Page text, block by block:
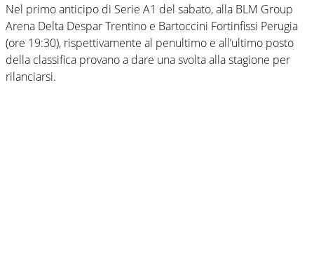
Nel primo anticipo di Serie A1 del sabato, alla BLM Group
Arena Delta Despar Trentino e Bartoccini Fortinfissi Perugia
(ore 19:30), rispettivamente al penultimo e all’ultimo posto
della classifica provano a dare una svolta alla stagione per
rilanciarsi.